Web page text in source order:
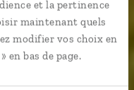
et la pertinence
maintenant quels
modifier vos choix en
en bas de page.
à l’essentiel